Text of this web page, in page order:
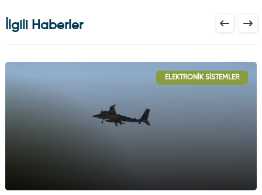
İlgili Haberler
ELEKTRONIK SISTEMLER